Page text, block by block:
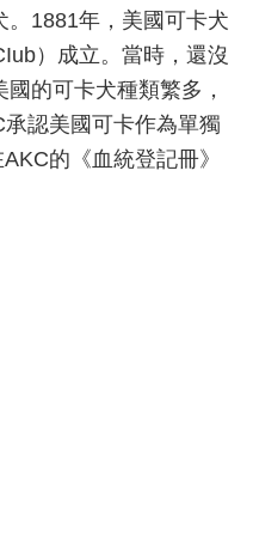
1881年，美國可卡犬
）成立。當時，還沒
的可卡犬種類繁多，
認美國可卡作為單獨
的《血統登記冊》